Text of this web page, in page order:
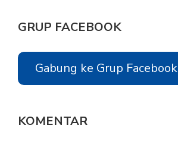
GRUP FACEBOOK
Gabung ke Grup Facebook
KOMENTAR